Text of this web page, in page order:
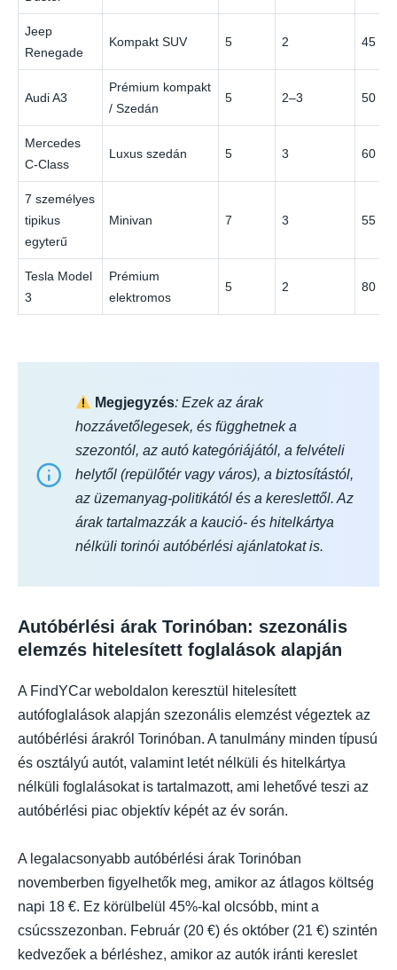
Jeep
Renegade
Kompakt SUV 5 2 45 €
Audi A3
Prémium kompakt
/ Szedán
5 2–3 50 €
Mercedes
C-Class
Luxus szedán 5 3 60 €
7 személyes
tipikus
egyterű
Minivan 7 3 55 €
Tesla Model
3
Prémium
elektromos
5 2 80 €
Megjegyzés: Ezek az árak
hozzávetőlegesek, és függhetnek a
szezontól, az autó kategóriájától, a felvételi
helytől (repülőtér vagy város), a biztosítástól,
az üzemanyag-politikától és a kereslettől. Az
árak tartalmazzák a kaució- és hitelkártya
nélküli torinói autóbérlési ajánlatokat is.
Autóbérlési árak Torinóban: szezonális
elemzés hitelesített foglalások alapján
A FindYCar weboldalon keresztül hitelesített
autófoglalások alapján szezonális elemzést végeztek az
autóbérlési árakról Torinóban. A tanulmány minden típusú
és osztályú autót, valamint letét nélküli és hitelkártya
nélküli foglalásokat is tartalmazott, ami lehetővé teszi az
autóbérlési piac objektív képét az év során.
A legalacsonyabb autóbérlési árak Torinóban
novemberben figyelhetők meg, amikor az átlagos költség
napi 18 €. Ez körülbelül 45%-kal olcsóbb, mint a
csúcsszezonban. Február (20 €) és október (21 €) szintén
kedvezőek a bérléshez, amikor az autók iránti kereslet